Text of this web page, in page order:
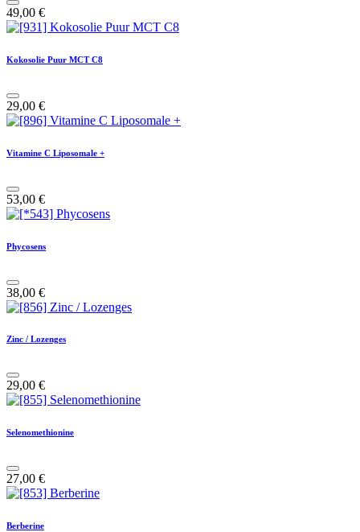
49,00 €
Kokosolie Puur MCT C8
29,00 €
Vitamine C Liposomale +
53,00 €
Phycosens
38,00 €
Zinc / Lozenges
29,00 €
Selenomethionine
27,00 €
Berberine